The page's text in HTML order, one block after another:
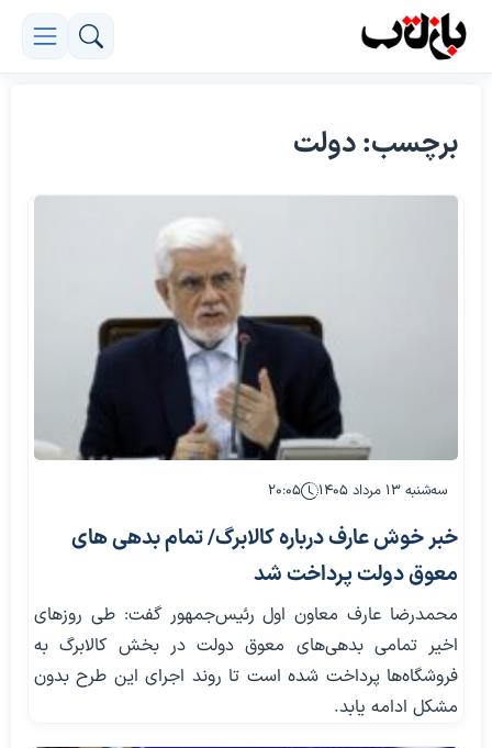
برچسب: دولت
سه‌شنبه ۱۳ مرداد ۱۴۰۵ ۲۰:۰۵
خبر خوش عارف درباره کالابرگ/ تمام بدهی های
معوق دولت پرداخت شد
محمدرضا عارف معاون اول رئیس‌جمهور گفت: طی روزهای
اخیر تمامی بدهی‌های معوق دولت در بخش کالابرگ به
فروشگاه‌ها پرداخت شده است تا روند اجرای این طرح بدون
مشکل ادامه یابد.